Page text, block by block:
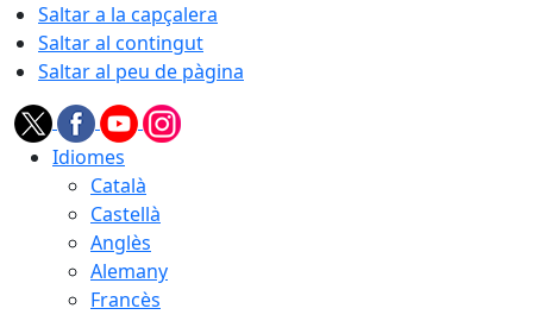
Saltar a la capçalera
Saltar al contingut
Saltar al peu de pàgina
Idiomes
Català
Castellà
Anglès
Alemany
Francès